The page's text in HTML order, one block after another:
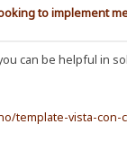
to implement
can be helpful in
template-vista-